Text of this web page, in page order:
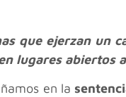
que ejerzan un
lugares abiertos
en la